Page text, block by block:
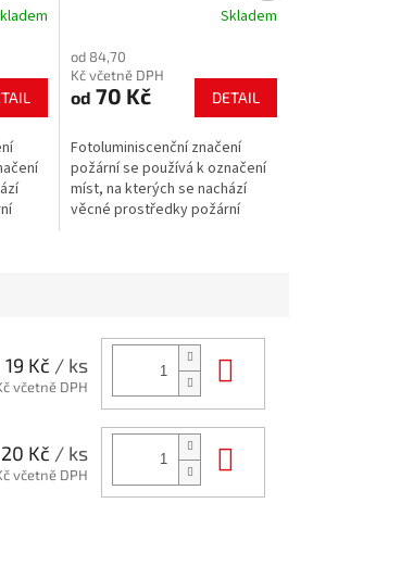
Skladem
od 84,70
Kč včetně DPH
od 70 Kč DETAIL
Fotoluminiscenční značení
požární se používá k označení
míst, na kterých se nachází
věcné prostředky požární
19 Kč / ks
včetně DPH
20 Kč / ks
včetně DPH